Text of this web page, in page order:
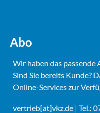
Abo
Wir haben das passende
Sind Sie bereits Kunde?
Online-Services zur
vertrieb[at]vkz.de | Tel.: